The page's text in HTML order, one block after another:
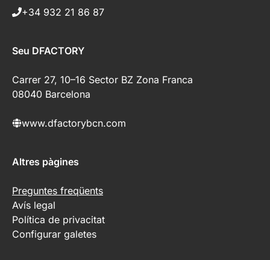
+34 932 21 86 87
Seu DFACTORY
Carrer 27, 10–16 Sector BZ Zona Franca
08040 Barcelona
www.dfactorybcn.com
Altres pàgines
Preguntes freqüents
Avís legal
Política de privacitat
Configurar galetes